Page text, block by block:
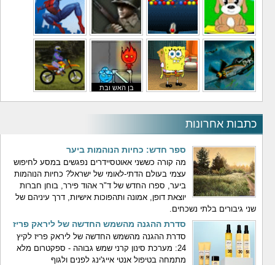
משחקי לילדים משחקי באבלס משחקי מלחמה משחקי גיבורים
בן האש ובת
כתבות אחרונות
ספר חדש: כחיות הנוהמות ביער
מה קורה כששני אאוטסיידרים נפגשים במסע לחיפוש
עצמי בעולם הדתי-לאומי של ישראל? כחיות הנוהמות
ביער, ספרו החדש של ד"ר אהוד פירר, בוחן חברות
יוצאת דופן, אמונה ותהפוכות אישיות, דרך עיניהם של
שני גיבורים בלתי נשכחים.
סדרת ההגנה מהשמש החדשה של ליראק פריז
סדרת ההגנה מהשמש החדשה של ליראק פריז לקיץ
24: מערכת סינון קרני שמש גבוהה - ספקטרום מלא
מתמחה בטיפול אנטי אייג'ינג לפנים ולגוף